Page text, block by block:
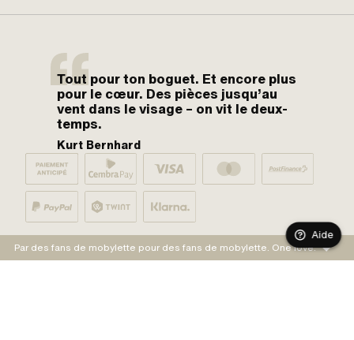
Tout pour ton boguet. Et encore plus
pour le cœur. Des pièces jusqu’au
vent dans le visage – on vit le deux-
temps.
Kurt Bernhard
Par des fans de mobylette pour des fans de mobylette. One love.
Aide